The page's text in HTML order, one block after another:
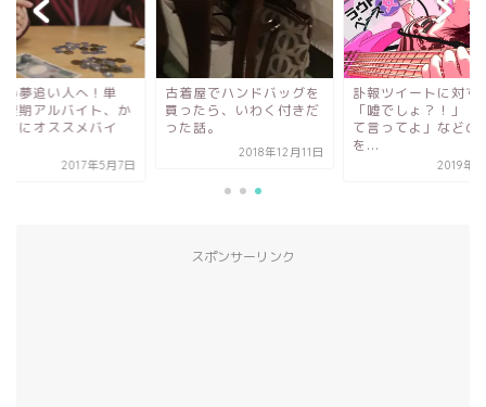
い夢追い人へ！単
短期アルバイト、か
ちにオススメバイ
2017年5月7日
古着屋でハンドバッグを
買ったら、いわく付きだ
った話。
2018年12月11日
訃報ツイートに対す
「嘘でしょ？！」「
て言ってよ」などの
を...
2019年4
スポンサーリンク